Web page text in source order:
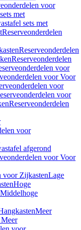
voor
met
sets met
Reserveonderdelen
Reserveonderdelen
Reserveonderdelen
voor
voor Voor
voor
voor
Reserveonderdelen
voor
afgerond
voor Voor
voor ZijkastenLage
Hoge
Middelhoge
Meer